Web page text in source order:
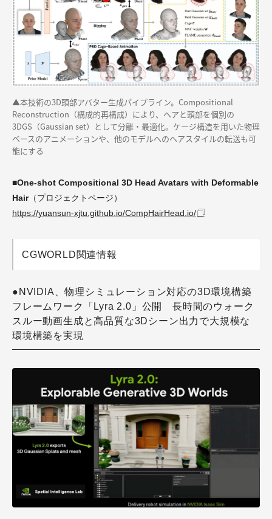
▲本技術の3D頭部アバター生成パイプライン。Compositional
Reconstruction（構成的再構成）により、ヘアと頭部を個別の
3DGS（Gaussian set）として分離・最適化。ケージ構造を用いた物理
ベースのアニメーションや、他のモデルへのヘアスタイルの転送も可
能にする
■One-shot Compositional 3D Head Avatars with Deformable
Hair（プロジェクトページ）
https://yuansun-xjtu.github.io/CompHairHead.io/
CGWORLD関連情報
●NVIDIA、物理シミュレーション対応の3D環境構築
フレームワーク「Lyra 2.0」公開 長時間のウォーク
スルー動画生成と高品質な3Dシーン出力で大規模な
環境構築を実現